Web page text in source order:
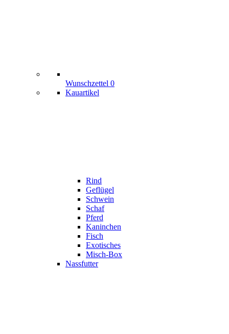
Wunschzettel 0
Kauartikel
Rind
Geflügel
Schwein
Schaf
Pferd
Kaninchen
Fisch
Exotisches
Misch-Box
Nassfutter